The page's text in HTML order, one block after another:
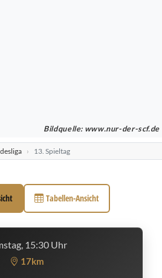
Bildquelle: www.nur-der-scf.de
13. Spieltag
Tabellen-Ansicht
15:30 Uhr
17km